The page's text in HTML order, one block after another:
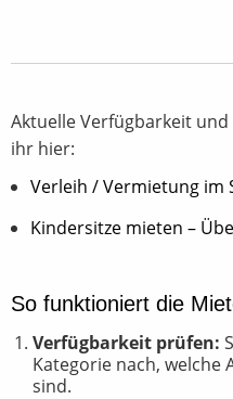
Aktuelle Verfügbarkeit
ihr hier:
Verleih / Vermietung im
Kindersitze mieten –
So funktioniert die
Verfügbarkeit prüfen:
Kategorie nach,
sind.